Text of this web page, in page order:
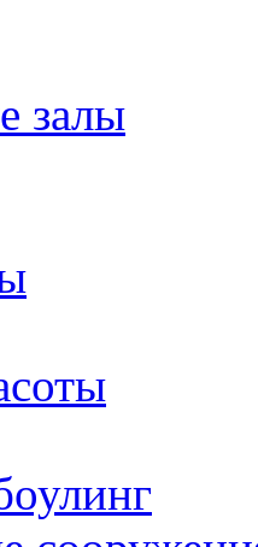
залы